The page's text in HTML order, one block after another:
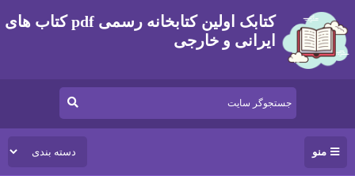
کتابک اولین کتابخانه رسمی pdf کتاب های
ایرانی و خارجی
منو